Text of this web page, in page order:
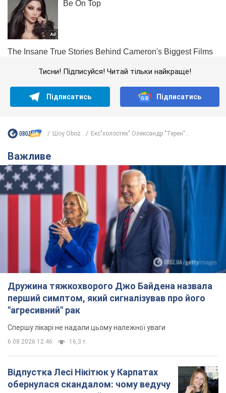
Тисни! Підписуйся! Читай тільки найкраще!
Підписатись Підписатись
Шоу Oboz Екс"холостяк" Олександр "Терен"...
Важливе
Дружина тяжкохворого Джо Байдена назвала
перший симптом, який сигналізував про його
"агресивний" рак
Спершу лікарі не надали цьому належної уваги
6.08.2026 12:46 16,3 т.
Відпустка Лесі Нікітюк у Карпатах
обернулася скандалом: чому ведучу